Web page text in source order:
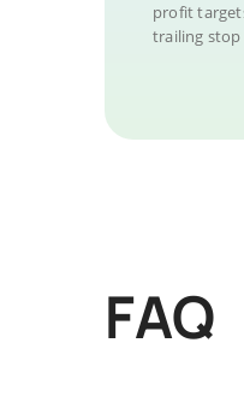
profit
trailing stop
FAQ